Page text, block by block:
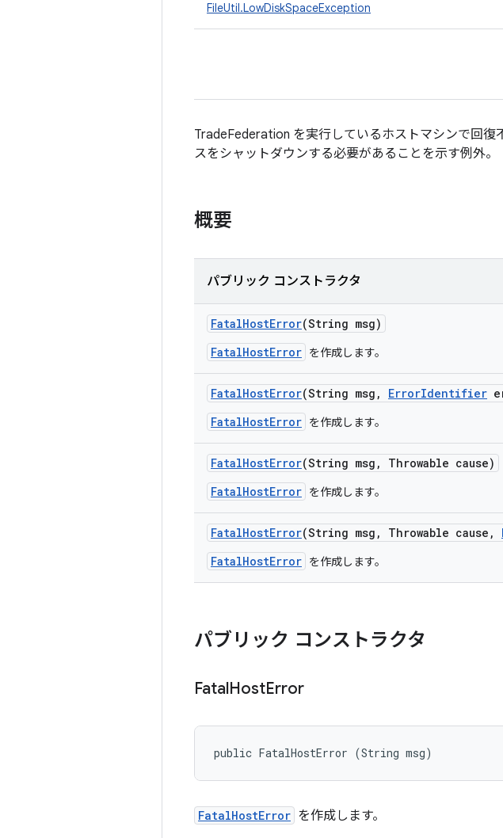
FileUtil.LowDiskSpaceException
TradeFederation を実行しているホストマシンで回
スをシャットダウンする必要があることを示す例外。
概要
パブリック コンストラクタ
FatalHostError(String msg)
FatalHostError を作成します。
FatalHostError(String msg , ErrorIdentifier
FatalHostError を作成します。
FatalHostError(String msg ,
Throwable cause)
FatalHostError を作成します。
FatalHostError(String msg , Throwable cause ,
FatalHostError を作成します。
パブリック コンストラクタ
FatalHostError
public FatalHostError (String msg)
FatalHostError を作成します。